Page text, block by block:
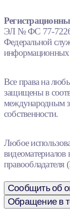
ЭЛ № ФС 77-
Федеральной
информационных
Все права на
защищены в
международным
собственности.
Любое
видеоматериалов
Сообщить об
Обращение в